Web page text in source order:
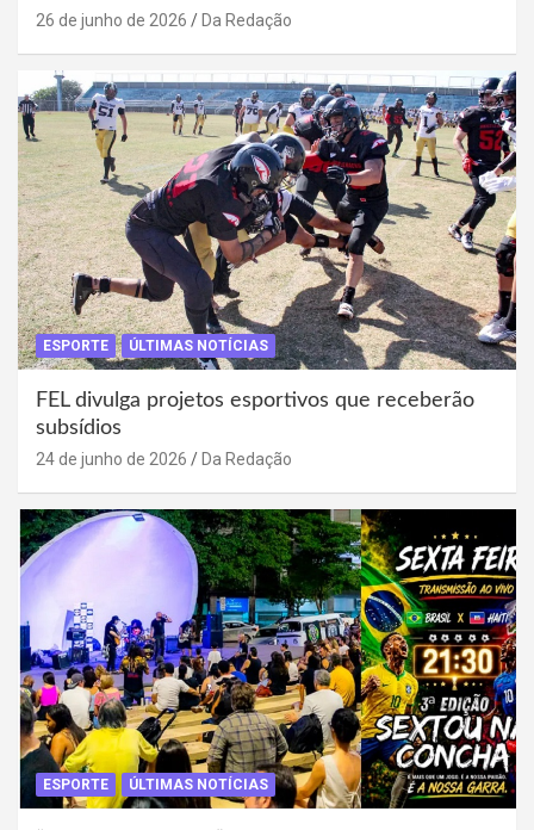
26 de junho de 2026 Da Redação
ESPORTE ÚLTIMAS NOTÍCIAS
FEL divulga projetos esportivos que receberão
subsídios
24 de junho de 2026 Da Redação
ESPORTE ÚLTIMAS NOTÍCIAS